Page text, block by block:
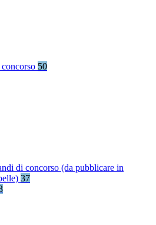
50
di concorso (da pubblicare in
37